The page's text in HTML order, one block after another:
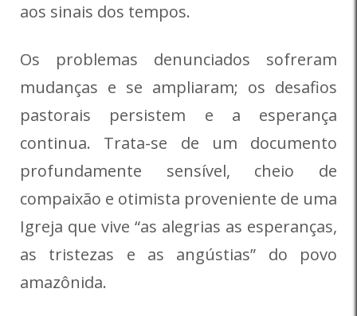
aos sinais dos tempos.
Os problemas denunciados sofreram
mudanças e se ampliaram; os desafios
pastorais persistem e a esperança
continua. Trata-se de um documento
profundamente sensível, cheio de
compaixão e otimista proveniente de uma
Igreja que vive “as alegrias as esperanças,
as tristezas e as angústias” do povo
amazônida.